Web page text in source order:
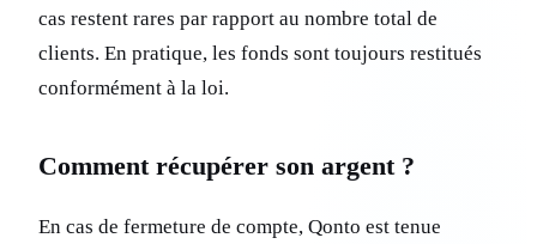
cas restent rares par rapport au nombre total de
clients. En pratique, les fonds sont toujours restitués
conformément à la loi.
Comment récupérer son argent ?
En cas de fermeture de compte, Qonto est tenue